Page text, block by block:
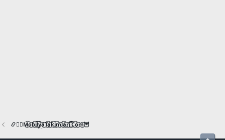
📿🧙‍♂️M͜͡o͜͡b͜͡i͜͡l͜͡y͜͡a͜͡T͜͡a͜͡k͜͡i͜͡m͜͡l͜͡a͜͡r͜͡i͜͡.͜͡C͜͡o͜͡m͜͡🦉